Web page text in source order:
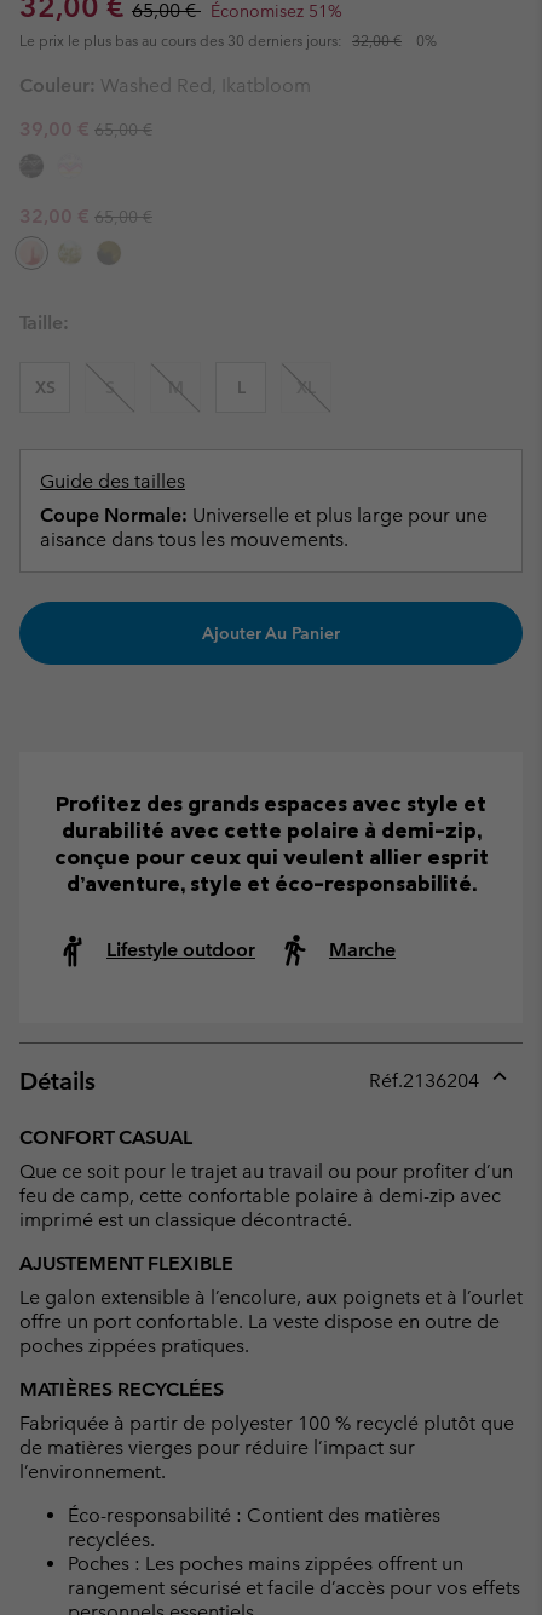
65,00 € Économisez 51%
Le prix le plus bas au cours des 30 derniers jours: 32,00 € 0%
Couleur: Washed Red, Ikatbloom
Sale price:
39,00 € Regular price:
65,00 €
Sale price:
32,00 € Regular price:
65,00 €
Taille:
XS S M L XL
Guide des tailles
Coupe Normale: Universelle et plus large pour une
aisance dans tous les mouvements.
Ajouter Au Panier
Profitez des grands espaces avec style et
durabilité avec cette polaire à demi-zip,
conçue pour ceux qui veulent allier esprit
d’aventure, style et éco-responsabilité.
Lifestyle outdoor Marche
Détails Réf.2136204
CONFORT CASUAL
Que ce soit pour le trajet au travail ou pour profiter d’un
feu de camp, cette confortable polaire à demi-zip avec
imprimé est un classique décontracté.
AJUSTEMENT FLEXIBLE
Le galon extensible à l’encolure, aux poignets et à l’ourlet
offre un port confortable. La veste dispose en outre de
poches zippées pratiques.
MATIÈRES RECYCLÉES
Fabriquée à partir de polyester 100 % recyclé plutôt que
de matières vierges pour réduire l’impact sur
l’environnement.
Éco-responsabilité : Contient des matières
recyclées.
Poches : Les poches mains zippées offrent un
rangement sécurisé et facile d’accès pour vos effets